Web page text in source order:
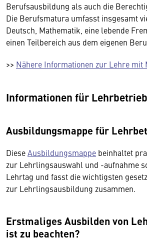
Berufsausbildung als auch die
Die Berufsmatura umfasst insgesamt
Deutsch, Mathematik, eine lebende
einen Teilbereich aus dem eigenen
>> Nähere Informationen zur Lehre mit
Informationen für
Ausbildungsmappe für
DieseAusbildungsmappe beinhaltet
zur Lehrlingsauswahl und -aufnahme
Lehrtag und fasst die wichtigsten
zur Lehrlingsausbildung zusammen.
Erstmaliges Ausbilden von
ist zu beachten?